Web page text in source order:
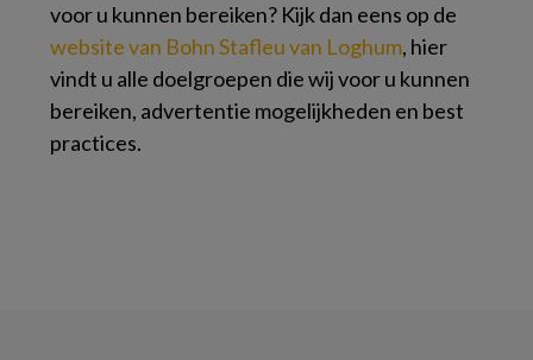
voor u kunnen bereiken? Kijk dan eens op de
website van Bohn Stafleu van Loghum, hier
vindt u alle doelgroepen die wij voor u kunnen
bereiken, advertentie mogelijkheden en best
practices.